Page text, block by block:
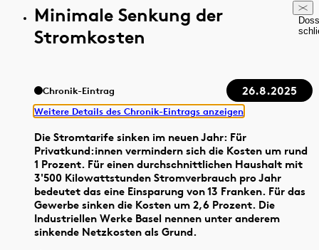
Minimale Senkung der
Stromkosten
Chronik-Eintrag 26.8.2025
Weitere Details des Chronik-Eintrags anzeigen
Die Stromtarife sinken im neuen Jahr: Für
Privatkund:innen vermindern sich die Kosten um rund
1 Prozent. Für einen durchschnittlichen Haushalt mit
3'500 Kilowattstunden Stromverbrauch pro Jahr
bedeutet das eine Einsparung von 13 Franken. Für das
Gewerbe sinken die Kosten um 2,6 Prozent. Die
Industriellen Werke Basel nennen unter anderem
sinkende Netzkosten als Grund.